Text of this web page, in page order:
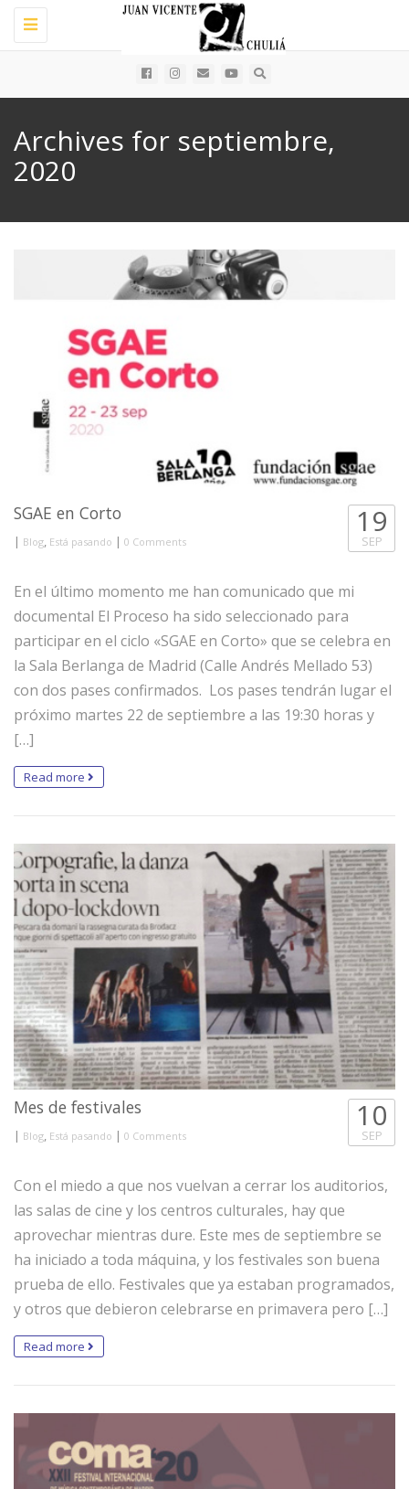
Toggle
navigation
Archives for septiembre,
2020
SGAE en Corto
| Blog, Está pasando | 0 Comments
19
SEP
En el último momento me han comunicado que mi
documental El Proceso ha sido seleccionado para
participar en el ciclo «SGAE en Corto» que se celebra en
la Sala Berlanga de Madrid (Calle Andrés Mellado 53)
con dos pases confirmados. Los pases tendrán lugar el
próximo martes 22 de septiembre a las 19:30 horas y
[…]
Read more
Mes de festivales
| Blog, Está pasando | 0 Comments
10
SEP
Con el miedo a que nos vuelvan a cerrar los auditorios,
las salas de cine y los centros culturales, hay que
aprovechar mientras dure. Este mes de septiembre se
ha iniciado a toda máquina, y los festivales son buena
prueba de ello. Festivales que ya estaban programados,
y otros que debieron celebrarse en primavera pero […]
Read more